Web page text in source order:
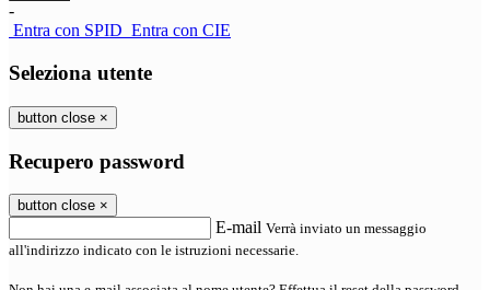
-
Entra con SPID Entra con CIE
Seleziona utente
button close ×
Recupero password
button close ×
E-mail Verrà inviato un messaggio
all'indirizzo indicato con le istruzioni necessarie.